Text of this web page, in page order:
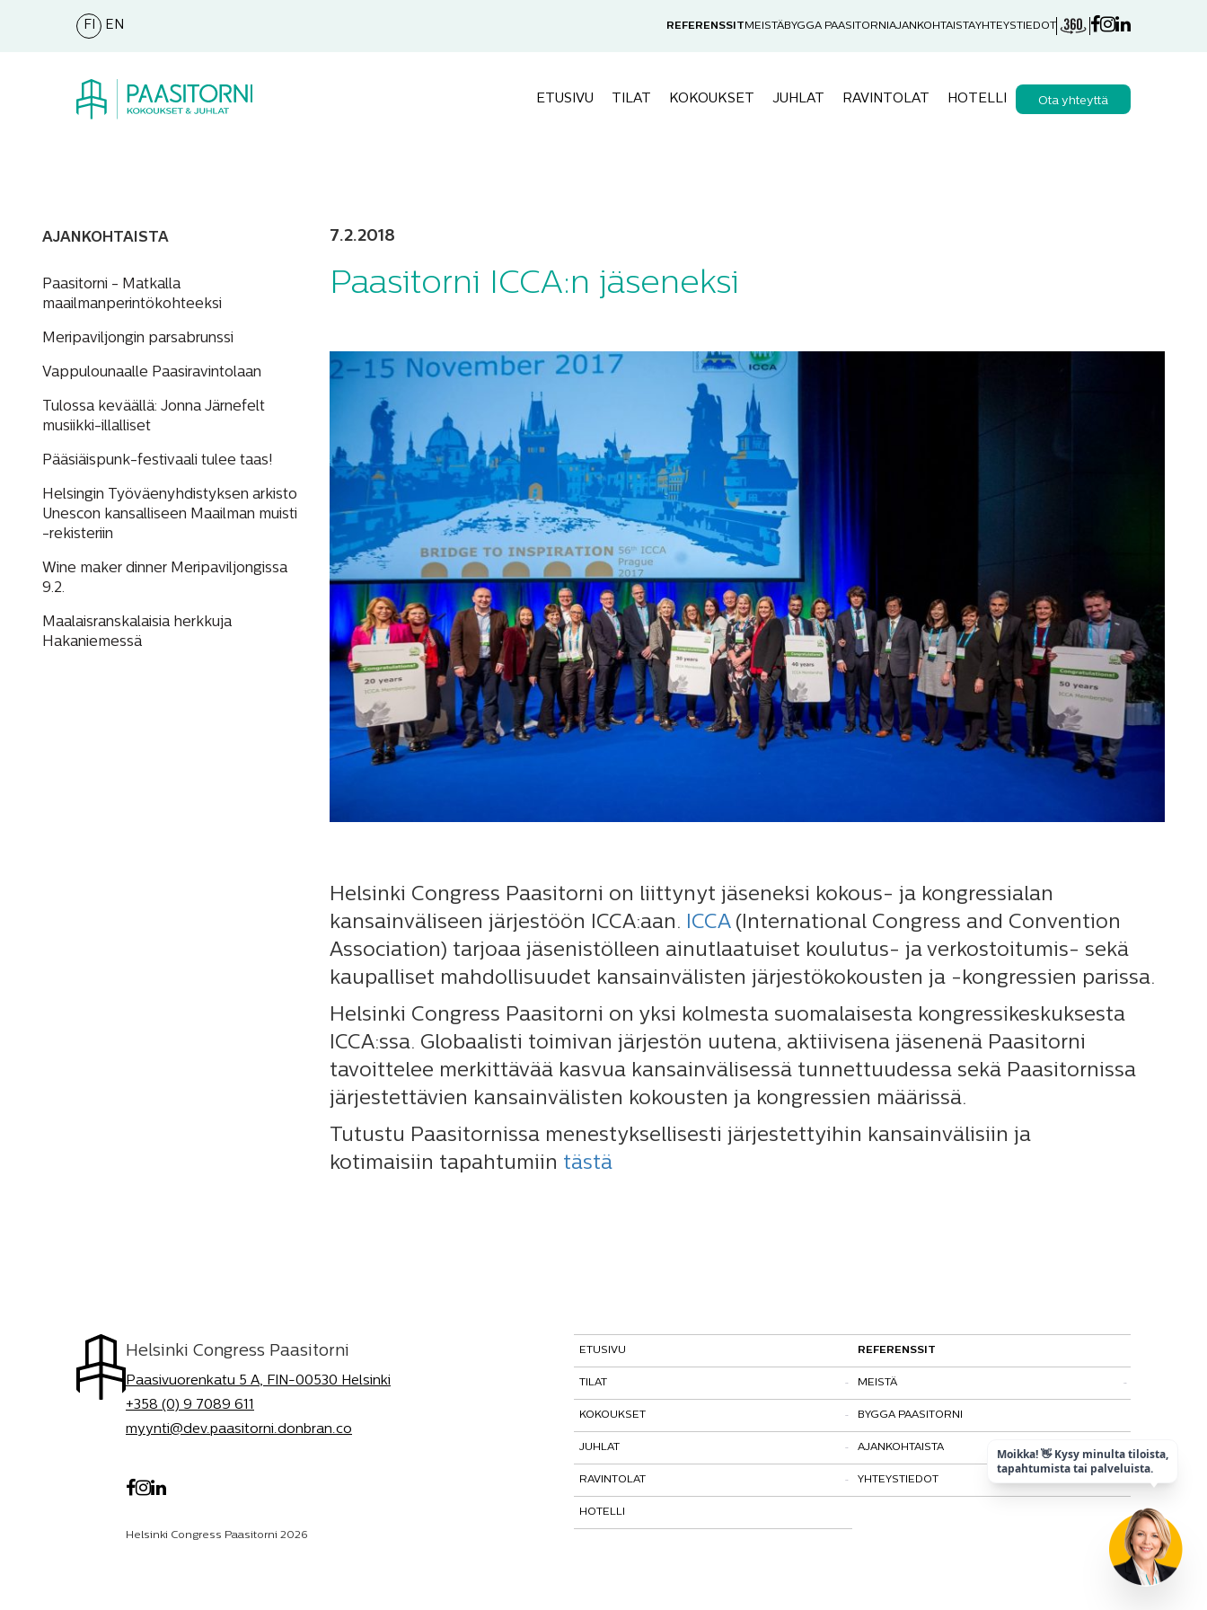
FI EN REFERENSSIT MEISTÄBYGGA PAASITORNI AJANKOHTAISTAYHTEYSTIEDOT
ETUSIVU TILAT KOKOUKSET JUHLAT RAVINTOLAT HOTELLI Ota yhteyttä
7.2.2018
Paasitorni ICCA:n jäseneksi
Helsinki Congress Paasitorni on liittynyt jäseneksi kokous- ja kongressialan
kansainväliseen järjestöön ICCA:aan.
ICCA(International Congress and Convention
Association) tarjoaa jäsenistölleen ainutlaatuiset koulutus- ja verkostoitumis- sekä
kaupalliset mahdollisuudet kansainvälisten järjestökokousten ja -kongressien parissa.
Helsinki Congress Paasitorni on yksi kolmesta suomalaisesta kongressikeskuksesta
ICCA:ssa. Globaalisti toimivan järjestön uutena, aktiivisena jäsenenä Paasitorni
tavoittelee merkittävää kasvua kansainvälisessä tunnettuudessa sekä Paasitornissa
järjestettävien kansainvälisten kokousten ja kongressien määrissä.
Tutustu Paasitornissa menestyksellisesti järjestettyihin kansainvälisiin ja
kotimaisiin tapahtumiin tästä
AJANKOHTAISTA
Paasitorni - Matkalla
maailmanperintökohteeksi
Meripaviljongin parsabrunssi
Vappulounaalle Paasiravintolaan
Tulossa keväällä: Jonna Järnefelt
musiikki-illalliset
Pääsiäispunk-festivaali tulee taas!
Helsingin Työväenyhdistyksen arkisto
Unescon kansalliseen Maailman muisti
-rekisteriin
Wine maker dinner Meripaviljongissa
9.2.
Maalaisranskalaisia herkkuja
Hakaniemessä
Helsinki Congress Paasitorni
Paasivuorenkatu 5 A, FIN-00530 Helsinki
+358 (0) 9 7089 611
myynti@dev.paasitorni.donbran.co
Helsinki Congress Paasitorni 2026
ETUSIVU
TILAT
Tutustu tiloihimme
Tilat ja tarinat
Paasitorni-testi
KOKOUKSET
Kokouspaketit
Lisäpalvelut
JUHLAT
Pikkujoulut
RAVINTOLAT
Paasiravintola
HOTELLI
REFERENSSIT
MEISTÄ
Kohtaamispaikka
Laatu ja vastuullisuus
Historia
BYGGA PAASITORNI
AJANKOHTAISTA
Tietosuojaseloste
YHTEYSTIEDOT
Moikka! 👋 Kysy minulta tiloista,
tapahtumista tai palveluista.